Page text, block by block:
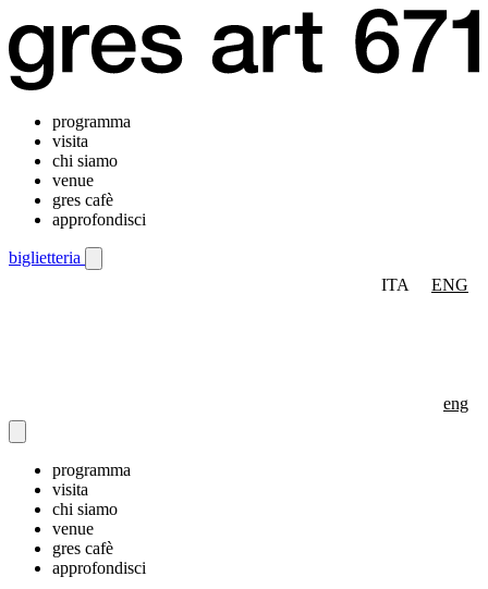
programma
visita
chi siamo
venue
gres cafè
approfondisci
biglietteria
ITA
ENG
eng
programma
visita
chi siamo
venue
gres cafè
approfondisci